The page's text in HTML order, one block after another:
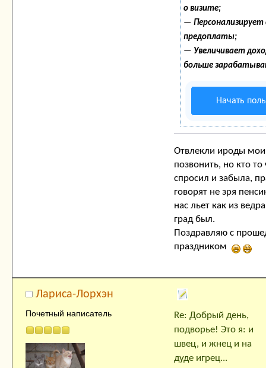
о визите;
— Персонализирует
предоплаты;
— Увеличивает
больше
Начать
Отвлекли ироды
позвонить, но кто то
спросил и забыла,
говорят не зря
нас льет как из
град был.
Поздравляю с
праздником
Лариса-Лорхэн
Почетный написатель
Re: Добрый день,
подворье! Это я: и
швец, и жнец и на
дуде игрец...